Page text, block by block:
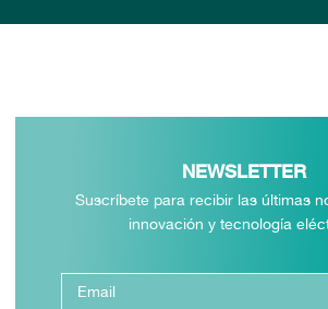
NEWSLETTER
Suscríbete para recibir las últimas
innovación y tecnología